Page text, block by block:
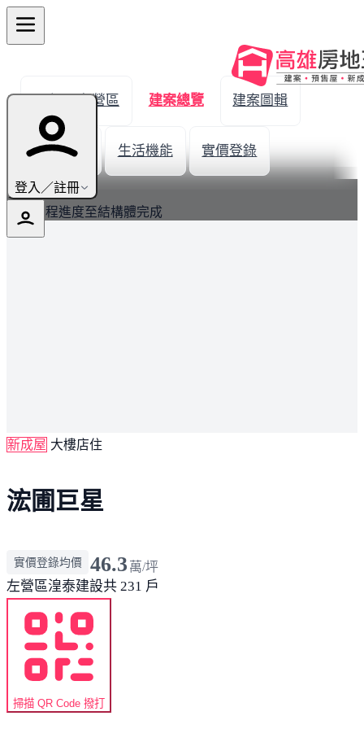
登入／註冊
← 返回左營區 建案總覽 建案圖輯
建材設備 生活機能 實價登錄
最新
建案工程進度至結構體完成
新成屋 大樓店住
浤圃巨星
實價登錄均價 46.3 萬/坪
左營區湟泰建設共 231 戶
掃描 QR Code 撥打